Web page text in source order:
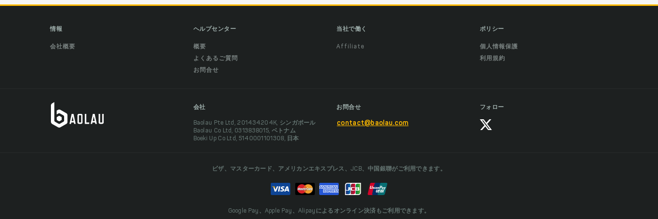
情報
会社概要
ヘルプセンター
概要
よくあるご質問
お問合せ
当社で働く
Affiliate
ポリシー
個人情報保護
利用規約
会社
Baolau Pte Ltd, 201434204K, シンガポール
Baolau Co Ltd, 0313838015, ベトナム
Boeki Up Co Ltd, 5140001101308, 日本
お問合せ
contact@baolau.com
フォロー
ビザ、マスターカード、アメリカンエキスプレス、JCB、中国銀聯がご利用できます。
Google Pay、Apple Pay、Alipayによるオンライン決済もご利用できます。